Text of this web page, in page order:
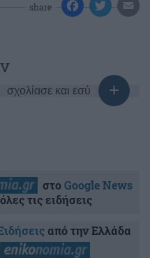
share
σχολίασε και εσύ
στοGoogle News
τις ειδήσεις
από την Ελλάδα